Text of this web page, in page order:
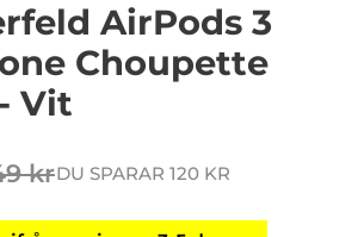
AirPods 3
Choupette
Vit
pris
krDU SPARAR 120 KR